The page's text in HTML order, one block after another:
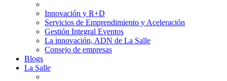
Innovación y R+D
Servicios de Emprendimiento y Aceleración
Gestión Integral Eventos
La innovación, ADN de La Salle
Consejo de empresas
Blogs
La Salle